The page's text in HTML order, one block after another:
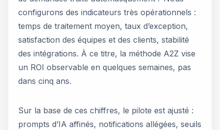
configurons des indicateurs très opérationnels :
temps de traitement moyen, taux d’exception,
satisfaction des équipes et des clients, stabilité
des intégrations. À ce titre, la méthode A2Z vise
un ROI observable en quelques semaines, pas
dans cinq ans.
Sur la base de ces chiffres, le pilote est ajusté :
prompts d’IA affinés, notifications allégées, seuils